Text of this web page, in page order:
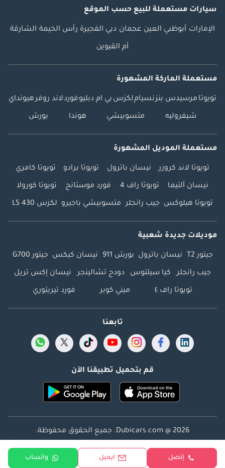
إتصل ايميل واتساب
سيارات مستعملة للبيع حسب الموقع
الإمارات أبوظبي العين عجمان دبي الفجيرة رأس الخيمة الشارقة
أم القيوين
مستعملة الماركة المشهورة
تويوتا مرسيدس بنزنسياملكزس بي ام دبليوفوردلاند روفرهيونداي
شيفروليه متسوبيشي هوندا بورش
مستعملة الموديل المشهورة
تويوتا لاند كروزر نيسان باترول تويوتا برادو تويوتا كامري
نيسان ألتيما تويوتا راف 4 فورد موستانج تويوتا كورولا
تويوتا هيلوكس جيب رانجلر متسوبيشي باجيرو لكزس LS 430
موديلات جديدة شعبية
جيتور T2 نيسان باترول بورش 911 نيسان كيكس جيتور G700
جيب رانجلر كيا سيلتوس دودج تشالينجر نيسان إكس تريل
تويوتا راف ٤ ميني كوبر فورد تيريتوري
تابعنا
قم بتحميل تطبيقنا الآن
Dubicars.com @ 2026. جميع الحقوق محفوظة.
العنوان: 2114 ، برج شذى ، المدينة الإعلامية ، دبي ، الإمارات